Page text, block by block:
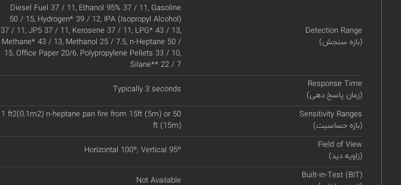
Detection Range
(بازه سنجش)
Diesel Fuel 37 / 11, Ethanol 95% 37 / 11, Gasoline
50 / 15, Hydrogen* 39 / 12, IPA (Isopropyl Alcohol)
37 / 11, JP5 37 / 11, Kerosene 37 / 11, LPG* 43 / 13,
Methane* 43 / 13, Methanol 25 / 7.5, n-Heptane 50 /
15, Office Paper 20/6, Polypropylene Pellets 33 / 10,
Silane** 22 / 7
Response Time
(زمان پاسخ دهی)
Typically 3 seconds
Sensitivity Ranges
(بازه حساسیت)
1 ft2(0.1m2) n-heptane pan fire from 15ft (5m) or 50
ft (15m)
Field of View
(زاویه دید)
Horizontal 100º; Vertical 95º
Built-in-Test (BIT)
Not Available